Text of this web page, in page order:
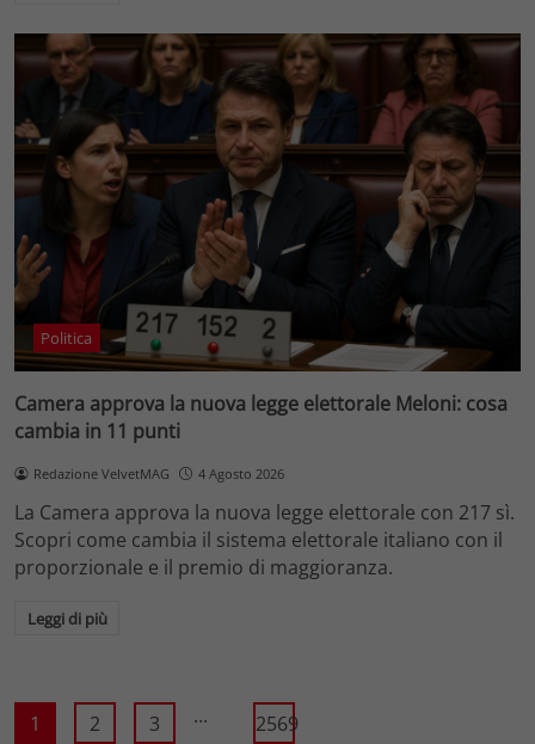
Politica
Camera approva la nuova legge elettorale Meloni: cosa
cambia in 11 punti
Redazione VelvetMAG 4 Agosto 2026
La Camera approva la nuova legge elettorale con 217 sì.
Scopri come cambia il sistema elettorale italiano con il
proporzionale e il premio di maggioranza.
Leggi di più
1 2 3 ... 2569